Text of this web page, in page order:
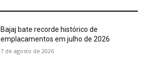
Bajaj bate recorde histórico de
emplacamentos em julho de 2026
7 de agosto de 2026